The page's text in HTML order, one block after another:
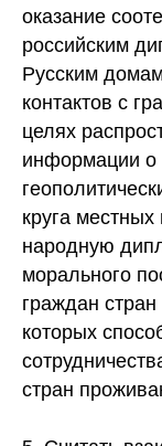
оказание
российским
Русским
контактов с
целях
информации о
круга
народную
морального
граждан
которых
стран